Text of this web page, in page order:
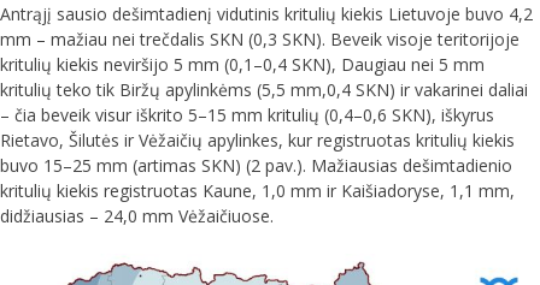
Antrąjį sausio dešimtadienį vidutinis kritulių kiekis Lietuvoje buvo 4,2
mm – mažiau nei trečdalis SKN (0,3 SKN). Beveik visoje teritorijoje
kritulių kiekis neviršijo 5 mm (0,1–0,4 SKN), Daugiau nei 5 mm
kritulių teko tik Biržų apylinkėms (5,5 mm,0,4 SKN) ir vakarinei daliai
– čia beveik visur iškrito 5–15 mm kritulių (0,4–0,6 SKN), iškyrus
Rietavo, Šilutės ir Vėžaičių apylinkes, kur registruotas kritulių kiekis
buvo 15–25 mm (artimas SKN) (2 pav.). Mažiausias dešimtadienio
kritulių kiekis registruotas Kaune, 1,0 mm ir Kaišiadoryse, 1,1 mm,
didžiausias – 24,0 mm Vėžaičiuose.